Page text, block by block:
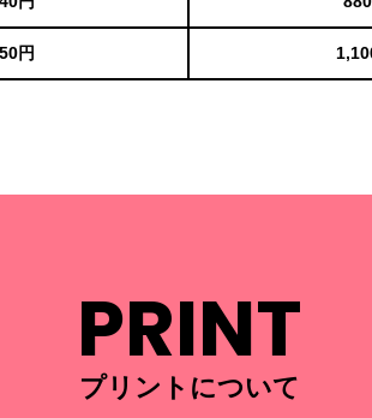
円
PRINT
プリントについて